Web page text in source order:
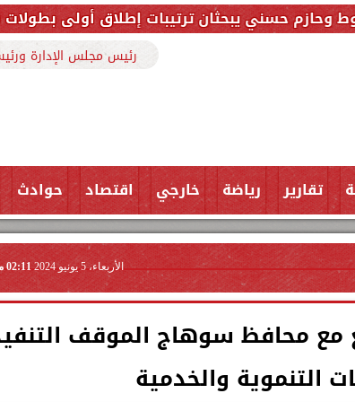
ترتيبات إطلاق أولى بطولات نادي الأجواد
رئيس مجلس الإدارة
تقارير رياضة خارجي اقتصاد حوادث
الأربعاء، 5 يونيو 2024 02:11 مـ
مع محافظ سوهاج الموقف
التنموية والخدمية